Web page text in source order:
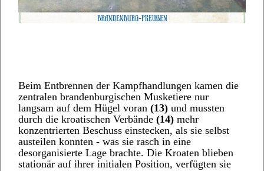
Beim Entbrennen der Kampfhandlungen kamen die
zentralen brandenburgischen Musketiere nur
langsam auf dem Hügel voran (13) und mussten
durch die kroatischen Verbände (14) mehr
konzentrierten Beschuss einstecken, als sie selbst
austeilen konnten - was sie rasch in eine
desorganisierte Lage brachte. Die Kroaten blieben
stationär auf ihrer initialen Position, verfügten sie